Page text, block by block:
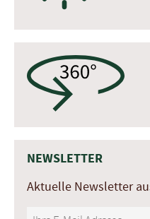
NEWSLETTER
Aktuelle Newsletter